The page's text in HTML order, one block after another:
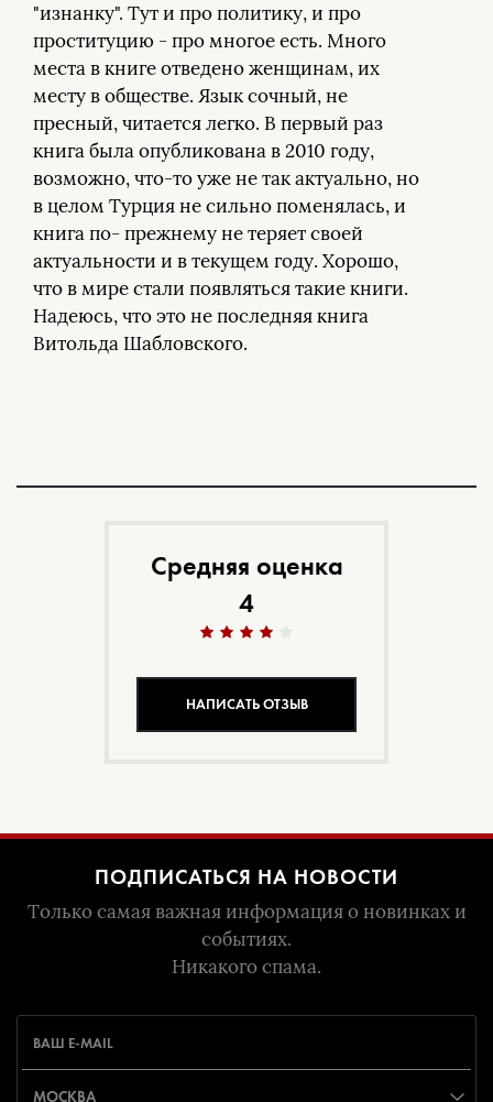
"изнанку". Тут и про политику, и про
проституцию - про многое есть. Много
места в книге отведено женщинам, их
месту в обществе. Язык сочный, не
пресный, читается легко. В первый раз
книга была опубликована в 2010 году,
возможно, что-то уже не так актуально, но
в целом Турция не сильно поменялась, и
книга по- прежнему не теряет своей
актуальности и в текущем году. Хорошо,
что в мире стали появляться такие книги.
Надеюсь, что это не последняя книга
Витольда Шабловского.
Средняя оценка
4
НАПИСАТЬ ОТЗЫВ
ПОДПИСАТЬСЯ НА НОВОСТИ
Только самая важная информация о новинках и
событиях.
Никакого спама.